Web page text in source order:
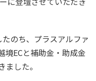
のち、プラスアルファ
境ECと補助金・助成金
した。